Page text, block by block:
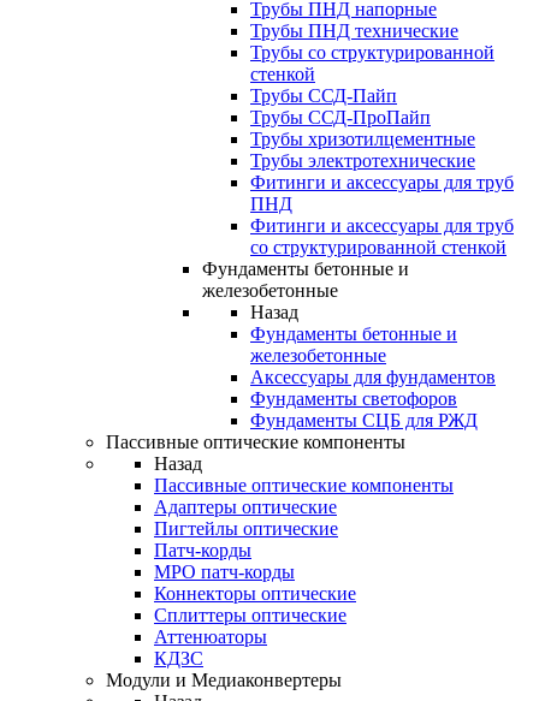
Трубы ПНД напорные
Трубы ПНД технические
Трубы со структурированной
стенкой
Трубы ССД-Пайп
Трубы ССД-ПроПайп
Трубы хризотилцементные
Трубы электротехнические
Фитинги и аксессуары для труб
ПНД
Фитинги и аксессуары для труб
со структурированной стенкой
Фундаменты бетонные и
железобетонные
Назад
Фундаменты бетонные и
железобетонные
Аксессуары для фундаментов
Фундаменты светофоров
Фундаменты СЦБ для РЖД
Пассивные оптические компоненты
Назад
Пассивные оптические компоненты
Адаптеры оптические
Пигтейлы оптические
Патч-корды
MPO патч-корды
Коннекторы оптические
Сплиттеры оптические
Аттенюаторы
КДЗС
Модули и Медиаконвертеры